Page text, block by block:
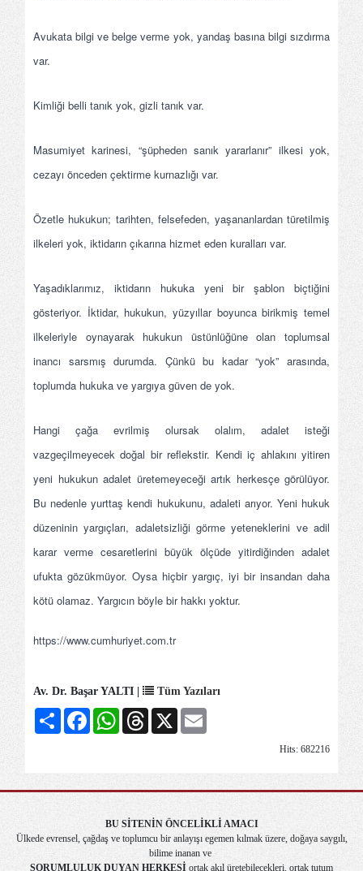
Avukata bilgi ve belge verme yok, yandaş basına bilgi sızdırma
var.
Kimliği belli tanık yok, gizli tanık var.
Masumiyet karinesi, “şüpheden sanık yararlanır” ilkesi yok,
cezayı önceden çektirme kurnazlığı var.
Özetle hukukun; tarihten, felsefeden, yaşananlardan türetilmiş
ilkeleri yok, iktidarın çıkarına hizmet eden kuralları var.
Yaşadıklarımız, iktidarın hukuka yeni bir şablon biçtiğini
gösteriyor. İktidar, hukukun, yüzyıllar boyunca birikmiş temel
ilkeleriyle oynayarak hukukun üstünlüğüne olan toplumsal
inancı sarsmış durumda. Çünkü bu kadar “yok” arasında,
toplumda hukuka ve yargıya güven de yok.
Hangi çağa evrilmiş olursak olalım, adalet isteği
vazgeçilmeyecek doğal bir reflekstir. Kendi iç ahlakını yitiren
yeni hukukun adalet üretemeyeceği artık herkesçe görülüyor.
Bu nedenle yurttaş kendi hukukunu, adaleti arıyor. Yeni hukuk
düzeninin yargıçları, adaletsizliği görme yeteneklerini ve adil
karar verme cesaretlerini büyük ölçüde yitirdiğinden adalet
ufukta gözükmüyor. Oysa hiçbir yargıç, iyi bir insandan daha
kötü olamaz. Yargıcın böyle bir hakkı yoktur.
https://www.cumhuriyet.com.tr
Av. Dr. Başar YALTI | Tüm Yazıları
Share FacebookWhatsAppThreads
X
Hits: 682216
BU SİTENİN ÖNCELİKLİ AMACI
Ülkede evrensel, çağdaş ve toplumcu bir anlayışı egemen kılmak üzere, doğaya saygılı,
bilime inanan ve
SORUMLULUK DUYAN HERKESİ ortak akıl üretebilecekleri, ortak tutum